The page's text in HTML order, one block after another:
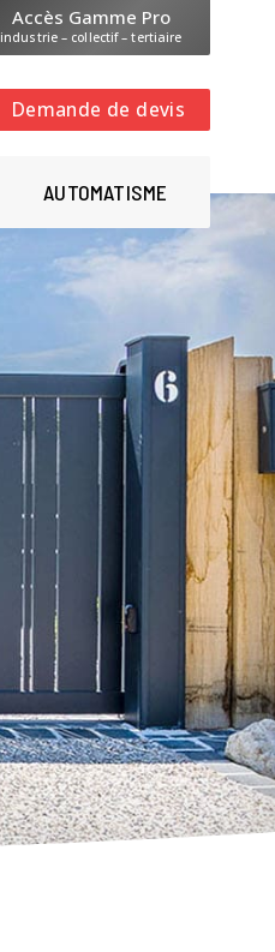
Accès Gamme Pro
industrie – collectif – tertiaire
Demande de devis
AUTOMATISME